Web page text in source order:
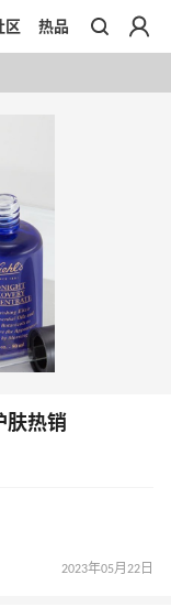
区 热品
肤热销
2023年05月22日